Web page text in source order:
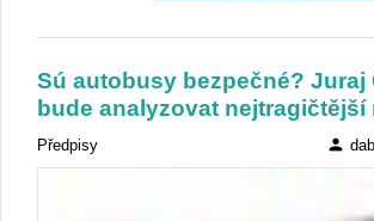
Sú autobusy bezpečné? Juraj
bude analyzovat nejtragičtější
Předpisy person